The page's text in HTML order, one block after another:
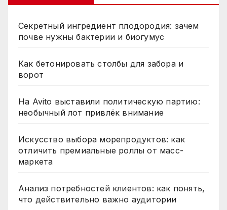
Секретный ингредиент плодородия: зачем
почве нужны бактерии и биогумус
Как бетонировать столбы для забора и
ворот
На Avito выставили политическую партию:
необычный лот привлёк внимание
Искусство выбора морепродуктов: как
отличить премиальные роллы от масс-
маркета
Анализ потребностей клиентов: как понять,
что действительно важно аудитории